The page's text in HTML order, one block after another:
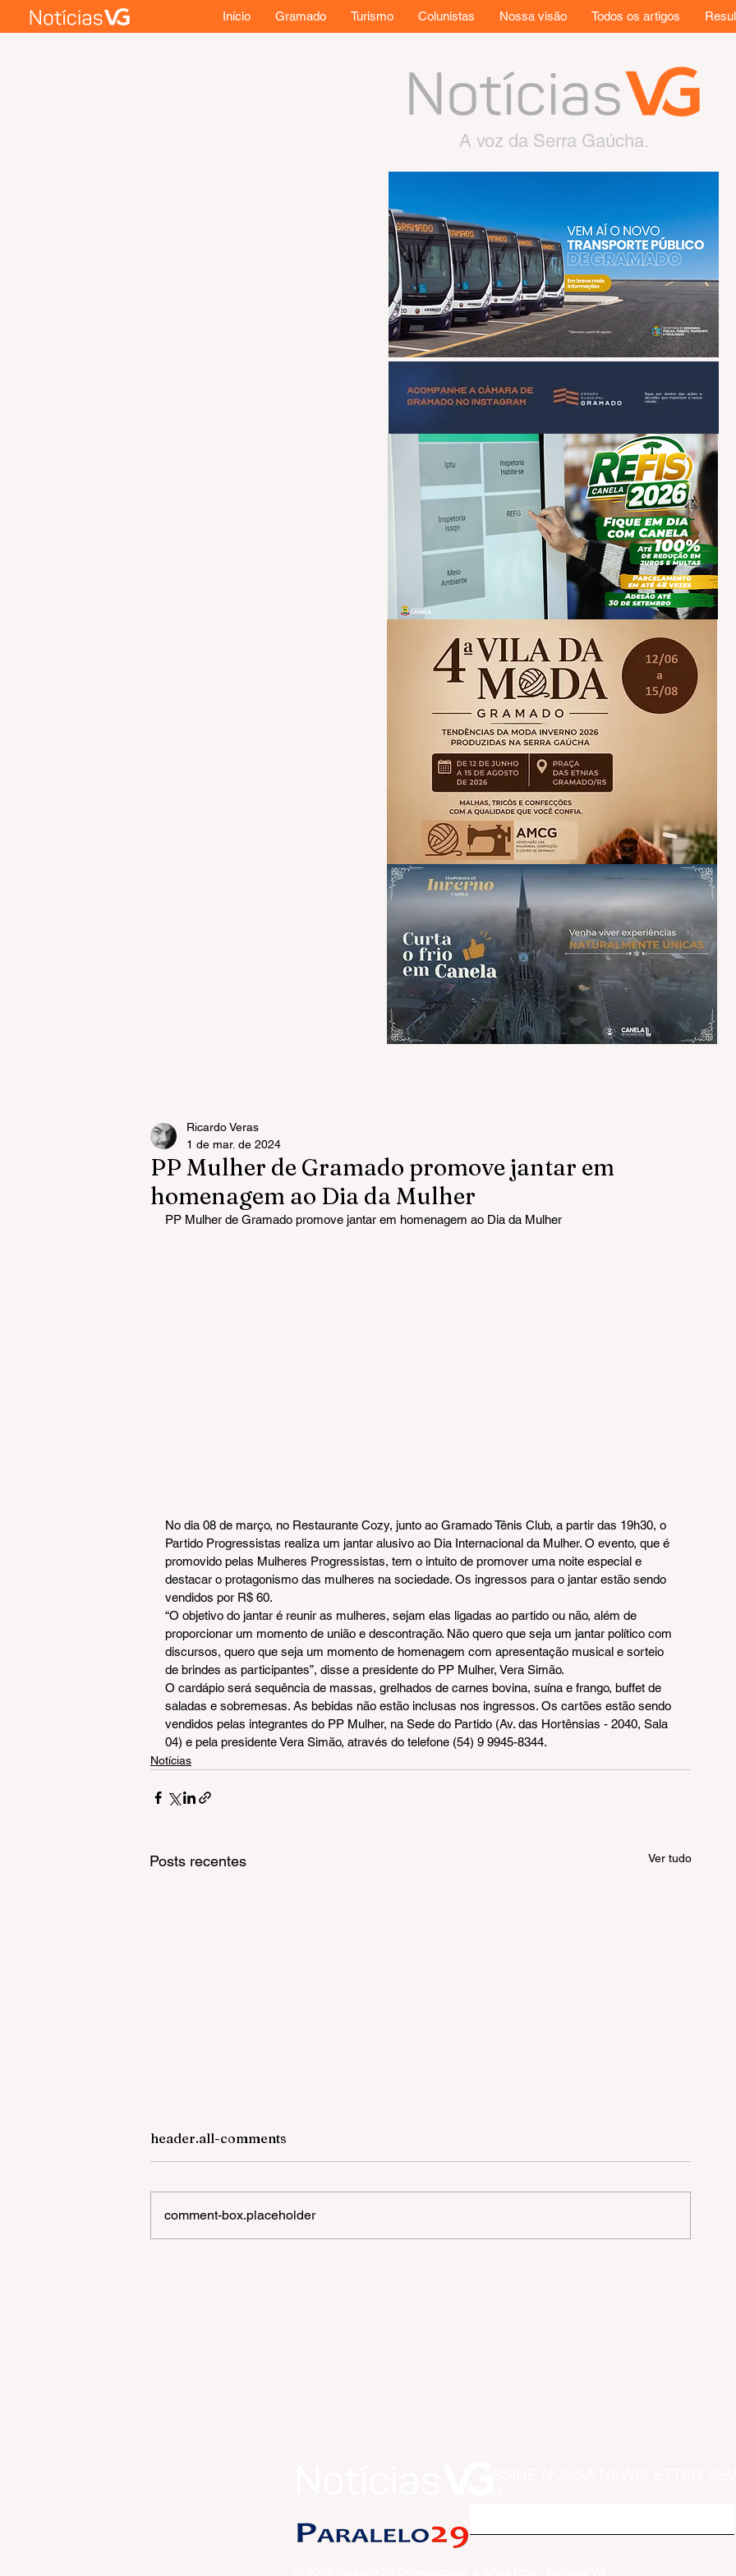
Início Gramado Turismo Colunistas Nossa visão Todos os artigos
A voz da Serra Gaúcha.
PP Mulher de Gramado promove jantar em
homenagem ao Dia da Mulher
Ricardo Veras
1 de mar. de 2024
PP Mulher de Gramado promove jantar em homenagem ao Dia da Mulher
No dia 08 de março, no Restaurante Cozy, junto ao Gramado Tênis Club, a partir das 19h30, o
Partido Progressistas realiza um jantar alusivo ao Dia Internacional da Mulher. O evento, que é
promovido pelas Mulheres Progressistas, tem o intuito de promover uma noite especial e
destacar o protagonismo das mulheres na sociedade. Os ingressos para o jantar estão sendo
vendidos por R$ 60.
“O objetivo do jantar é reunir as mulheres, sejam elas ligadas ao partido ou não, além de
proporcionar um momento de união e descontração. Não quero que seja um jantar político com
discursos, quero que seja um momento de homenagem com apresentação musical e sorteio
de brindes as participantes”, disse a presidente do PP Mulher, Vera Simão.
O cardápio será sequência de massas, grelhados de carnes bovina, suína e frango, buffet de
saladas e sobremesas. As bebidas não estão inclusas nos ingressos. Os cartões estão sendo
vendidos pelas integrantes do PP Mulher, na Sede do Partido (Av. das Hortênsias - 2040, Sala
04) e pela presidente Vera Simão, através do telefone (54) 9 9945-8344.
Notícias
Posts recentes Ver tudo
header.all-comments
comment-box.placeholder